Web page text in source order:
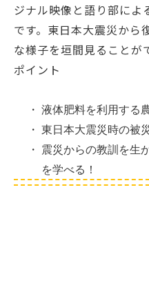
ジナル映像と語り部によ
です。東日本大震災から
な様子を垣間見ることが
ポイント
・ 液体肥料を利用する
・ 東日本大震災時の被
・ 震災からの教訓を生
を学べる！